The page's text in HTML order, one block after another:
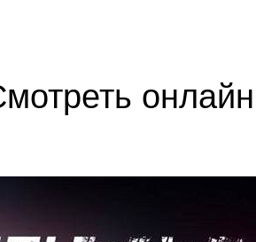
онлайн